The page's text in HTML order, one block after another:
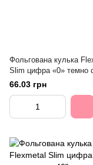
Фольгована кулька
Slim цифра «0» темно
66.03 грн